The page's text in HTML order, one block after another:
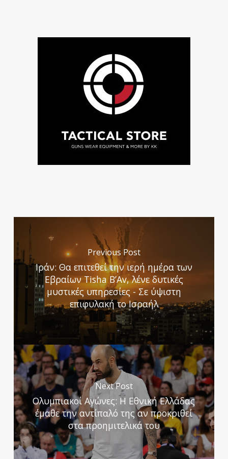
Previous Post
Ιράν: Θα επιτεθεί την ιερή ημέρα των
Εβραίων Tisha B’Av, λένε δυτικές
μυστικές υπηρεσίες - Σε ύψιστη
επιφυλακή το Ισραήλ
Next Post
Ολυμπιακοί Αγώνες: Η Εθνική Ελλάδας
έμαθε την αντίπαλό της αν προκριθεί
στα προημιτελικά του